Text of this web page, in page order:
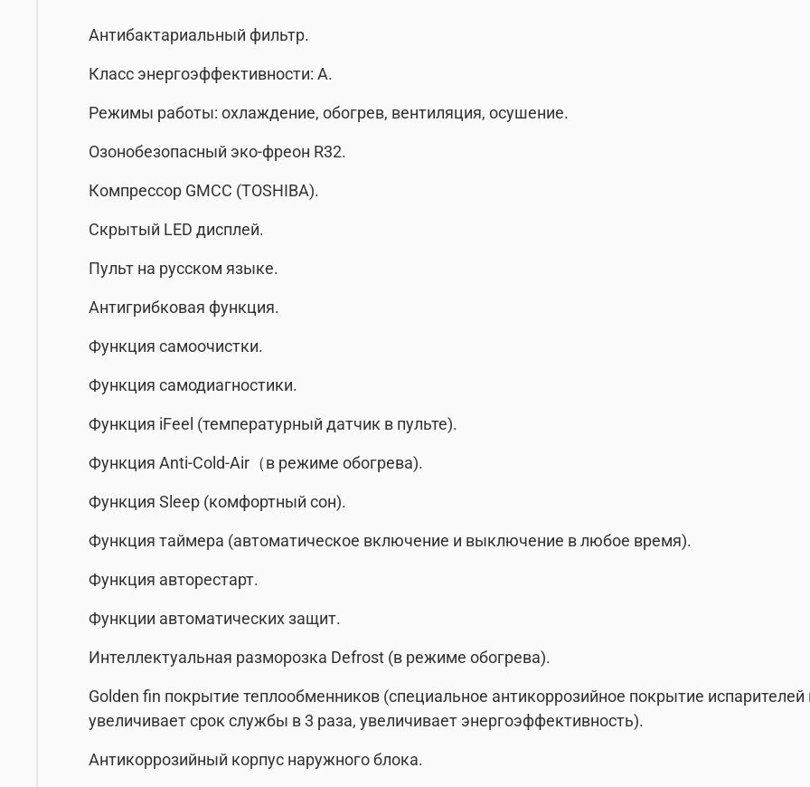
Антибактариальный фильтр.
Класс энергоэффективности: А.
Режимы работы: охлаждение, обогрев, вентиляция, осушение.
Озонобезопасный эко-фреон R32.
Компрессор GMCC (TOSHIBA).
Скрытый LED дисплей.
Пульт на русском языке.
Антигрибковая функция.
Функция самоочистки.
Функция самодиагностики.
Функция iFeel (температурный датчик в пульте).
Функция Anti-Cold-Air（в режиме обогрева).
Функция Sleep (комфортный сон).
Функция таймера (автоматическое включение и выключение в любое время).
Функция авторестарт.
Функции автоматических защит.
Интеллектуальная разморозка Defrost (в режиме обогрева).
Golden fin покрытие теплообменников (специальное антикоррозийное покрытие
увеличивает срок службы в 3 раза, увеличивает энергоэффективность).
Антикоррозийный корпус наружного блока.